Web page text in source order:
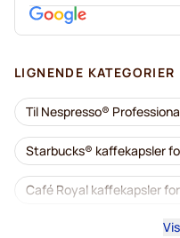
LIGNENDE KATEGORIER
Til Nespresso®
Starbucks® kaffekapsler
Café Royal kaffekapsler
Kaffemaskiner til